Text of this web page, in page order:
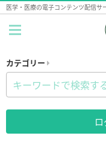
医学・医療の電子コンテンツ配信サ
カテゴリー